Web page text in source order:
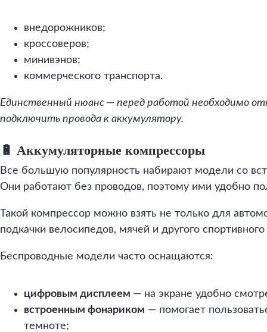
внедорожников;
кроссоверов;
минивэнов;
коммерческого транспорта.
Единственный нюанс — перед работой необходимо
подключить провода к аккумулятору.
🔋 Аккумуляторные компрессоры
Все большую популярность набирают модели со
Они работают без проводов, поэтому ими удобно
Такой компрессор можно взять не только для
подкачки велосипедов, мячей и другого спортивного
Беспроводные модели часто оснащаются:
цифровым дисплеем — на экране удобно
встроенным фонариком — помогает
темноте;